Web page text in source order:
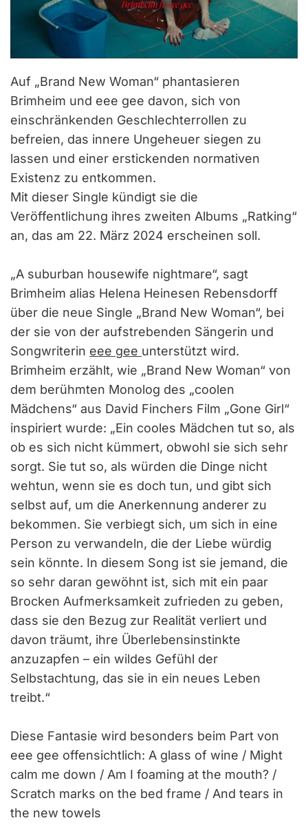
Auf „Brand New Woman“ phantasieren
Brimheim und eee gee davon, sich von
einschränkenden Geschlechterrollen zu
befreien, das innere Ungeheuer siegen zu
lassen und einer erstickenden normativen
Existenz zu entkommen.
Mit dieser Single kündigt sie die
Veröffentlichung ihres zweiten Albums „Ratking“
an, das am 22. März 2024 erscheinen soll.
„A suburban housewife nightmare“, sagt
Brimheim alias Helena Heinesen Rebensdorff
über die neue Single „Brand New Woman“, bei
der sie von der aufstrebenden Sängerin und
Songwriterin eee gee unterstützt wird.
Brimheim erzählt, wie „Brand New Woman“ von
dem berühmten Monolog des „coolen
Mädchens“ aus David Finchers Film „Gone Girl“
inspiriert wurde: „Ein cooles Mädchen tut so, als
ob es sich nicht kümmert, obwohl sie sich sehr
sorgt. Sie tut so, als würden die Dinge nicht
wehtun, wenn sie es doch tun, und gibt sich
selbst auf, um die Anerkennung anderer zu
bekommen. Sie verbiegt sich, um sich in eine
Person zu verwandeln, die der Liebe würdig
sein könnte. In diesem Song ist sie jemand, die
so sehr daran gewöhnt ist, sich mit ein paar
Brocken Aufmerksamkeit zufrieden zu geben,
dass sie den Bezug zur Realität verliert und
davon träumt, ihre Überlebensinstinkte
anzuzapfen – ein wildes Gefühl der
Selbstachtung, das sie in ein neues Leben
treibt.“
Diese Fantasie wird besonders beim Part von
eee gee offensichtlich: A glass of wine / Might
calm me down / Am I foaming at the mouth? /
Scratch marks on the bed frame / And tears in
the new towels